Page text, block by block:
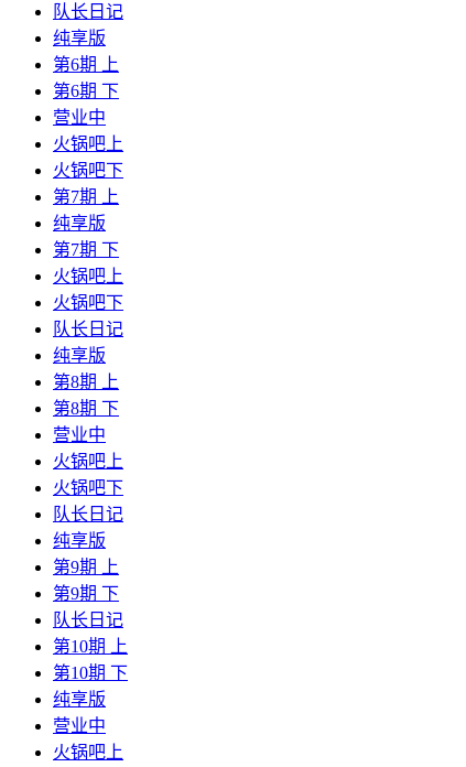
队长日记
纯享版
第6期 上
第6期 下
营业中
火锅吧上
火锅吧下
第7期 上
纯享版
第7期 下
火锅吧上
火锅吧下
队长日记
纯享版
第8期 上
第8期 下
营业中
火锅吧上
火锅吧下
队长日记
纯享版
第9期 上
第9期 下
队长日记
第10期 上
第10期 下
纯享版
营业中
火锅吧上